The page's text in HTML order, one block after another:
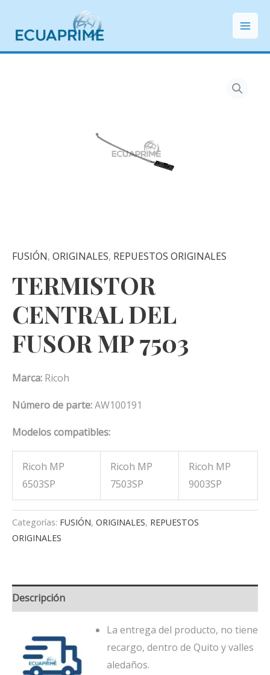
contenido
FUSIÓN, ORIGINALES, REPUESTOS ORIGINALES
TERMISTOR
CENTRAL DEL
FUSOR MP 7503
Marca: Ricoh
Número de parte:AW100191
Modelos compatibles:
Ricoh MP
6503SP
Ricoh MP
7503SP
Ricoh MP
9003SP
Categorías: FUSIÓN, ORIGINALES, REPUESTOS
ORIGINALES
Descripción
La entrega del producto, no tiene
recargo, dentro de Quito y valles
aledaños.